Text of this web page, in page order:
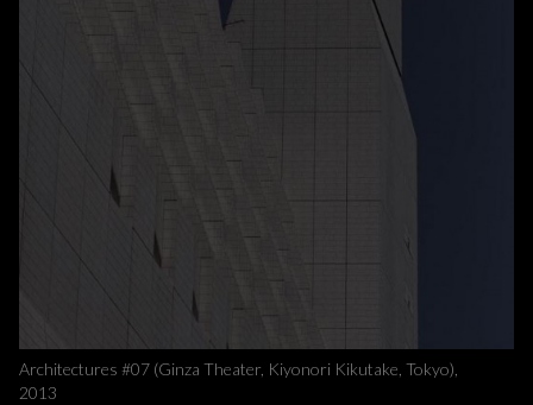
Architectures #07 (Ginza Theater, Kiyonori Kikutake, Tokyo),
2013